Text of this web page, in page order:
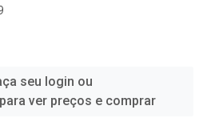
seu login ou
ver preços e comprar